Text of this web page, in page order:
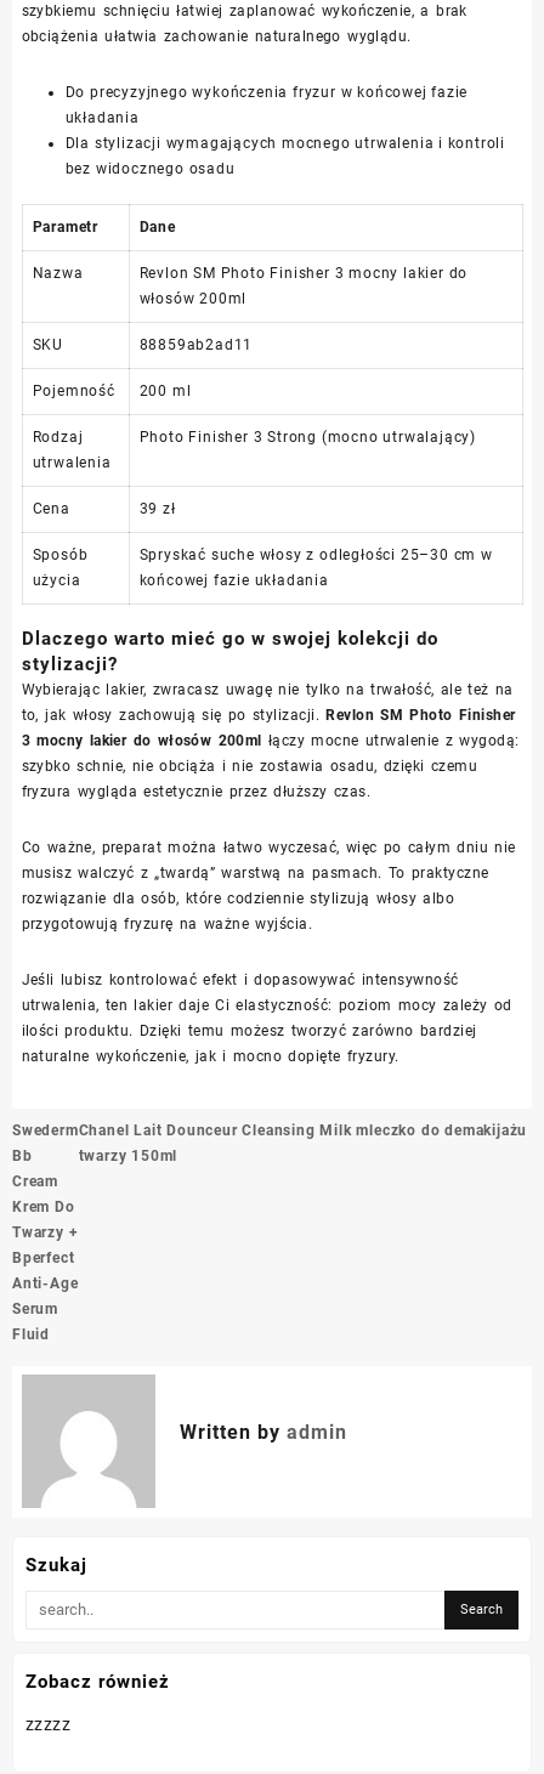
szybkiemu schnięciu łatwiej zaplanować wykończenie, a brak
obciążenia ułatwia zachowanie naturalnego wyglądu.
Do precyzyjnego wykończenia fryzur w końcowej fazie
układania
Dla stylizacji wymagających mocnego utrwalenia i kontroli
bez widocznego osadu
Parametr Dane
Nazwa
Revlon SM Photo Finisher 3 mocny lakier do
włosów 200ml
SKU 88859ab2ad11
Pojemność 200 ml
Rodzaj
utrwalenia
Photo Finisher 3 Strong (mocno utrwalający)
Cena 39 zł
Sposób
użycia
Spryskać suche włosy z odległości 25–30 cm w
końcowej fazie układania
Dlaczego warto mieć go w swojej kolekcji do
stylizacji?
Wybierając lakier, zwracasz uwagę nie tylko na trwałość, ale też na
to, jak włosy zachowują się po stylizacji.Revlon SM Photo Finisher
3 mocny lakier do włosów 200ml łączy mocne utrwalenie z wygodą:
szybko schnie, nie obciąża i nie zostawia osadu, dzięki czemu
fryzura wygląda estetycznie przez dłuższy czas.
Co ważne, preparat można łatwo wyczesać, więc po całym dniu nie
musisz walczyć z „twardą” warstwą na pasmach. To praktyczne
rozwiązanie dla osób, które codziennie stylizują włosy albo
przygotowują fryzurę na ważne wyjścia.
Jeśli lubisz kontrolować efekt i dopasowywać intensywność
utrwalenia, ten lakier daje Ci elastyczność: poziom mocy zależy od
ilości produktu. Dzięki temu możesz tworzyć zarówno bardziej
naturalne wykończenie, jak i mocno dopięte fryzury.
Nawigacja
wpisu
Swederm
Bb
Cream
Krem Do
Twarzy +
Bperfect
Anti-Age
Serum
Fluid
Chanel Lait Dounceur Cleansing Milk mleczko do demakijażu
twarzy 150ml
Written by admin
Szukaj
Zobacz również
zzzzz